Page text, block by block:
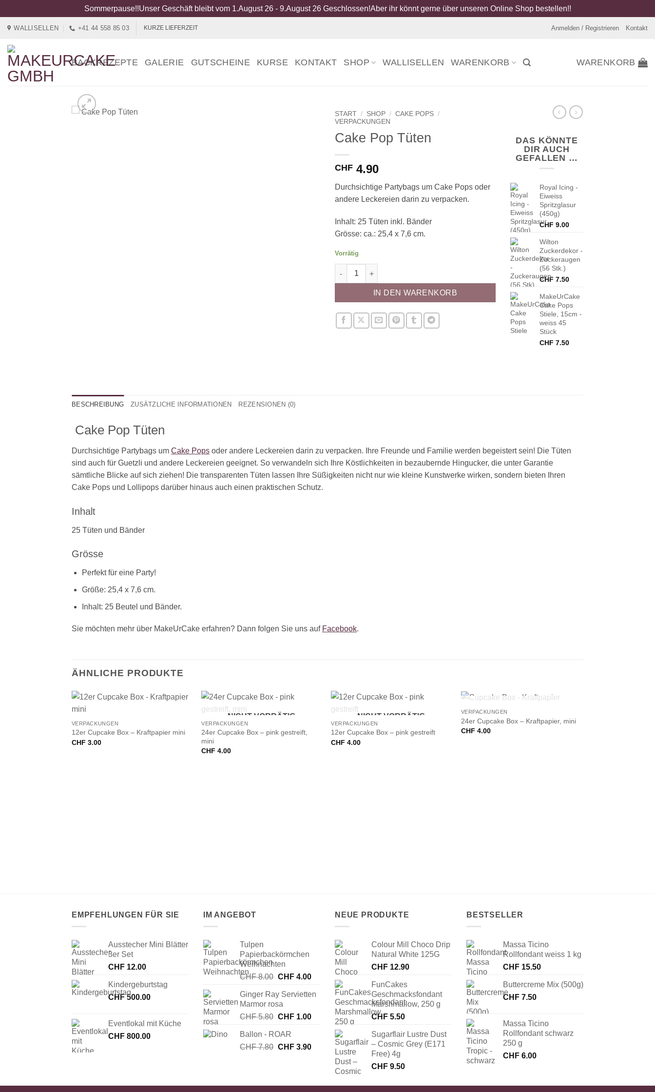
Sommerpause!!Unser Geschäft bleibt vom 1.August 26 - 9.August 26 Geschlossen!Aber ihr könnt gerne über unseren Online Shop bestellen!!
springen
WALLISELLEN +41 44 558 85 03 KURZE LIEFERZEIT Anmelden / Registrieren Kontakt
BACKREZEPTE GALERIE GUTSCHEINE KURSE KONTAKT SHOP WALLISELLEN WARENKORB WARENKORB
START / SHOP / CAKE POPS /
VERPACKUNGEN
Cake Pop Tüten
CHF 4.90
Durchsichtige Partybags um Cake Pops oder
andere Leckereien darin zu verpacken.
Inhalt: 25 Tüten inkl. Bänder
Grösse: ca.: 25,4 x 7,6 cm.
Vorrätig
Cake Pop Tüten Menge
IN DEN WARENKORB
DAS KÖNNTE
DIR AUCH
GEFALLEN …
Royal Icing -
Eiweiss
Spritzglasur
(450g)
CHF 9.00
Wilton
Zuckerdekor -
Zuckeraugen
(56 Stk.)
CHF 7.50
MakeUrCake
Cake Pops
Stiele, 15cm -
weiss 45
Stück
CHF 7.50
BESCHREIBUNG ZUSÄTZLICHE INFORMATIONEN REZENSIONEN (0)
Cake Pop Tüten
Durchsichtige Partybags um Cake Pops oder andere Leckereien darin zu verpacken. Ihre Freunde und Familie werden begeistert sein! Die Tüten
sind auch für Guetzli und andere Leckereien geeignet. So verwandeln sich Ihre Köstlichkeiten in bezaubernde Hingucker, die unter Garantie
sämtliche Blicke auf sich ziehen! Die transparenten Tüten lassen Ihre Süßigkeiten nicht nur wie kleine Kunstwerke wirken, sondern bieten Ihren
Cake Pops und Lollipops darüber hinaus auch einen praktischen Schutz.
Inhalt
25 Tüten und Bänder
Grösse
Perfekt für eine Party!
Größe: 25,4 x 7,6 cm.
Inhalt: 25 Beutel und Bänder.
Sie möchten mehr über MakeUrCake erfahren? Dann folgen Sie uns auf Facebook.
ÄHNLICHE PRODUKTE
+
VERPACKUNGEN
12er Cupcake Box – Kraftpapier mini
CHF 3.00
NICHT VORRÄTIG
VERPACKUNGEN
24er Cupcake Box – pink gestreift,
mini
CHF 4.00
NICHT VORRÄTIG
VERPACKUNGEN
12er Cupcake Box – pink gestreift
CHF 4.00
+
NICHT VORRÄTIG
VERPACKUNGEN
24er Cupcake Box – Kraftpapier, mini
CHF 4.00
EMPFEHLUNGEN FÜR SIE
Ausstecher Mini Blätter
3er Set
CHF 12.00
Kindergeburtstag
CHF500.00
Eventlokal mit Küche
CHF 800.00
IM ANGEBOT
Tulpen
Papierbackörmchen
Weihnachten
CHF8.00 Ursprünglicher
war:
CHF 8.00
CHF4.00Aktueller
ist:
CHF 4.00.
Ginger Ray Servietten
Marmor rosa
CHF5.80 Ursprünglicher
war:
CHF 5.80
CHF1.00Aktueller
CHF 1.00.
Ballon - ROAR
CHF7.80 Ursprünglicher
CHF3.90Aktueller
NEUE PRODUKTE
Colour Mill Choco Drip
Natural White 125G
CHF 12.90
FunCakes
Geschmacksfondant
Marshmallow, 250 g
CHF 5.50
Sugarflair Lustre Dust
– Cosmic Grey (E171
Free) 4g
CHF 9.50
BESTSELLER
Massa Ticino
Rollfondant weiss 1 kg
CHF 15.50
Buttercreme Mix (500g)
CHF 7.50
Massa Ticino
Rollfondant schwarz
250 g
CHF 6.00